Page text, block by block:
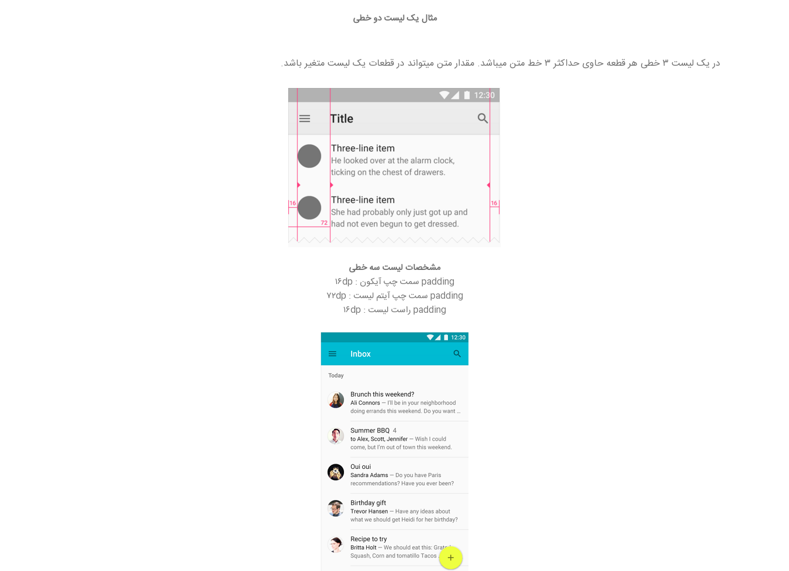
مثال یک لیست دو خطی
در یک لیست ۳ خطی هر قطعه حاوی حداکثر ۳ خط متن میباشد. مقدار متن میتواند در قطعات یک لیست متغیر باشد.
مشخصات لیست سه خطی
padding سمت چپ آیکون : ۱۶dp
padding سمت چپ آیتم لیست : ۷۲dp
padding راست لیست : ۱۶dp